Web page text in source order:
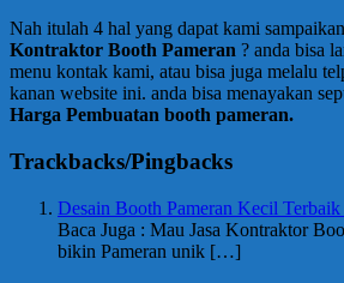
Nah itulah 4 hal yang dapat kami
Kontraktor Booth Pameran ? anda bisa
menu kontak kami, atau bisa juga melalu
kanan website ini. anda bisa menayakan
Harga Pembuatan booth pameran.
Trackbacks/Pingbacks
Desain Booth Pameran Kecil
Baca Juga : Mau Jasa Kontraktor
bikin Pameran unik […]